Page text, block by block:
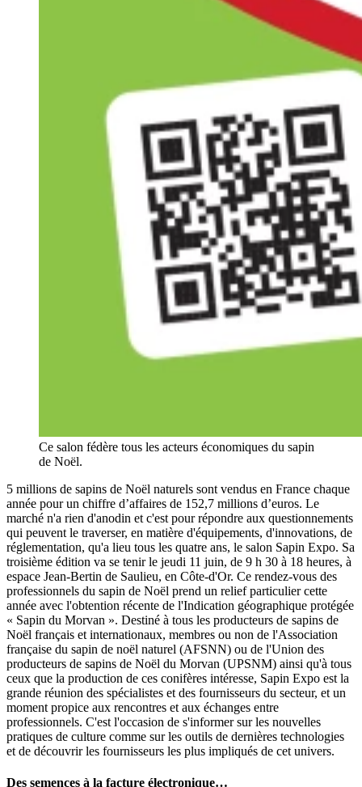
Ce salon fédère tous les acteurs économiques du sapin
de Noël.
5 millions de sapins de Noël naturels sont vendus en France chaque
année pour un chiffre d’affaires de 152,7 millions d’euros. Le
marché n'a rien d'anodin et c'est pour répondre aux questionnements
qui peuvent le traverser, en matière d'équipements, d'innovations, de
réglementation, qu'a lieu tous les quatre ans, le salon Sapin Expo. Sa
troisième édition va se tenir le jeudi 11 juin, de 9 h 30 à 18 heures, à
espace Jean-Bertin de Saulieu, en Côte-d'Or. Ce rendez-vous des
professionnels du sapin de Noël prend un relief particulier cette
année avec l'obtention récente de l'Indication géographique protégée
« Sapin du Morvan ». Destiné à tous les producteurs de sapins de
Noël français et internationaux, membres ou non de l'Association
française du sapin de noël naturel (AFSNN) ou de l'Union des
producteurs de sapins de Noël du Morvan (UPSNM) ainsi qu'à tous
ceux que la production de ces conifères intéresse, Sapin Expo est la
grande réunion des spécialistes et des fournisseurs du secteur, et un
moment propice aux rencontres et aux échanges entre
professionnels. C'est l'occasion de s'informer sur les nouvelles
pratiques de culture comme sur les outils de dernières technologies
et de découvrir les fournisseurs les plus impliqués de cet univers.
Des semences à la facture électronique…